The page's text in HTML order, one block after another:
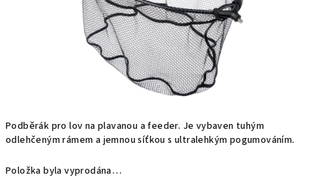
Podběrák pro lov na plavanou a feeder. Je vybaven tuhým
odlehčeným rámem a jemnou síťkou s ultralehkým pogumováním.
Položka byla vyprodána…